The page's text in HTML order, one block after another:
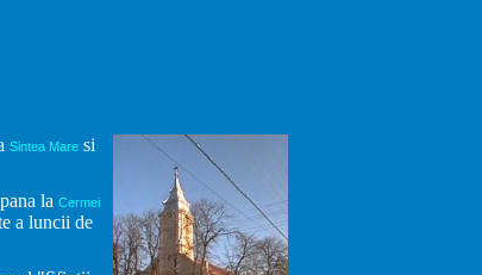
Sintea Mare si
la Cermei
a luncii de